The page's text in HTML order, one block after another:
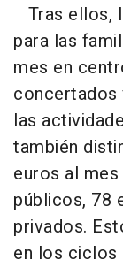
Tras ellos,
para las
mes en
concertados
las
también
euros al
públicos, 78
privados.
en los ciclos